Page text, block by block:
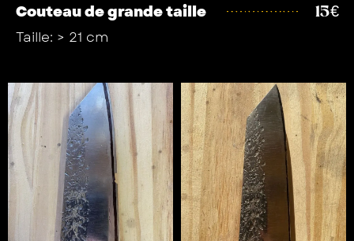
Couteau de grande taille 15€
Taille: > 21 cm